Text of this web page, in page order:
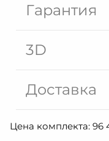
Гарантия
3D
Доставка
Цена комплекта: 96